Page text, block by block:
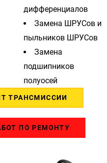
дифференциалов
Замена ШРУСов и
пыльников ШРУСов
Замена
подшипников
полуосей
ТРАНСМИССИИ
СТОИМОСТЬ РАБОТ ПО РЕМОНТУ